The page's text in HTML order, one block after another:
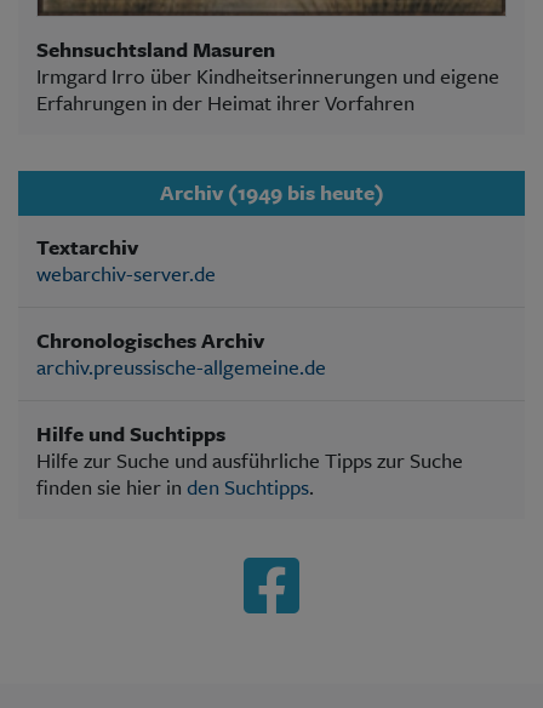
Sehnsuchtsland Masuren
Irmgard Irro über Kindheitserinnerungen und eigene
Erfahrungen in der Heimat ihrer Vorfahren
Archiv (1949 bis heute)
Textarchiv
webarchiv-server.de
Chronologisches Archiv
archiv.preussische-allgemeine.de
Hilfe und Suchtipps
Hilfe zur Suche und ausführliche Tipps zur Suche
finden sie hier in den Suchtipps.